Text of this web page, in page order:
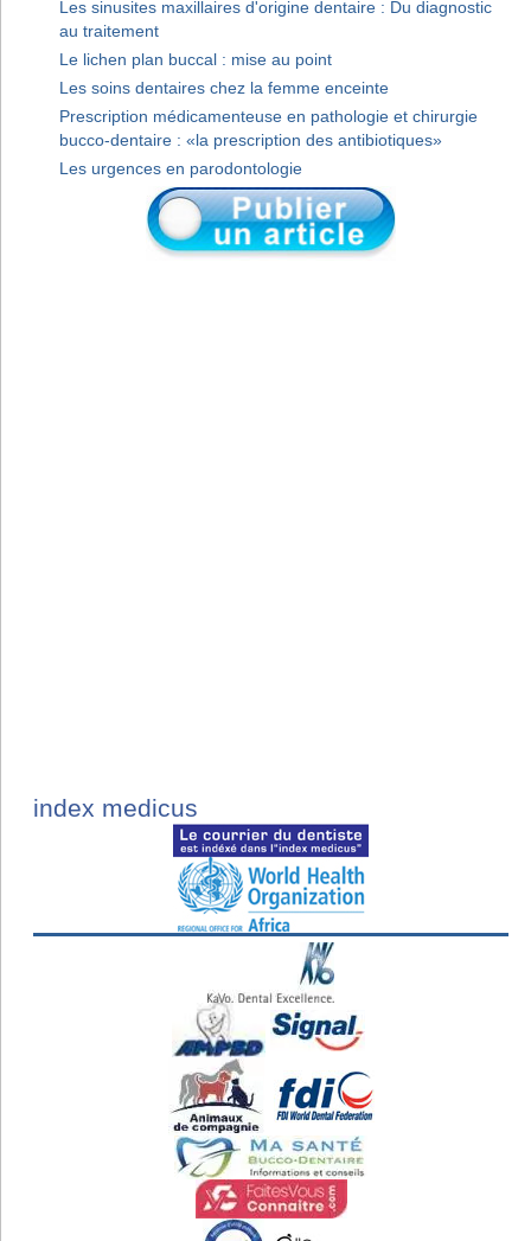
Les sinusites maxillaires d'origine dentaire : Du diagnostic
au traitement
Le lichen plan buccal : mise au point
Les soins dentaires chez la femme enceinte
Prescription médicamenteuse en pathologie et chirurgie
bucco-dentaire : «la prescription des antibiotiques»
Les urgences en parodontologie
index medicus